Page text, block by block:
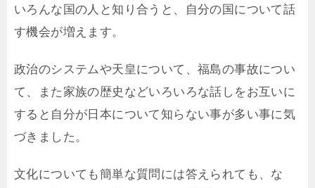
いろんな国の人と知り合うと、自分の国について話
す機会が増えます。
政治のシステムや天皇について、福島の事故につい
て、また家族の歴史などいろいろな話しをお互いに
すると自分が日本について知らない事が多い事に気
づきました。
文化についても簡単な質問には答えられても、な